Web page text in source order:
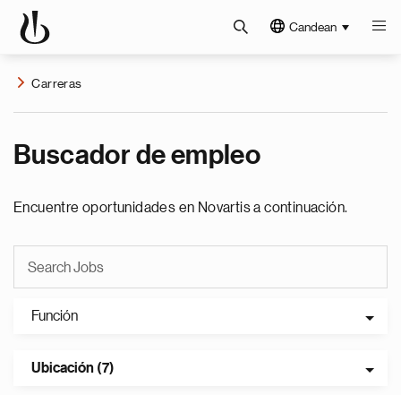
Candean
Carreras
Buscador de empleo
Encuentre oportunidades en Novartis a continuación.
Función
Ubicación (7)